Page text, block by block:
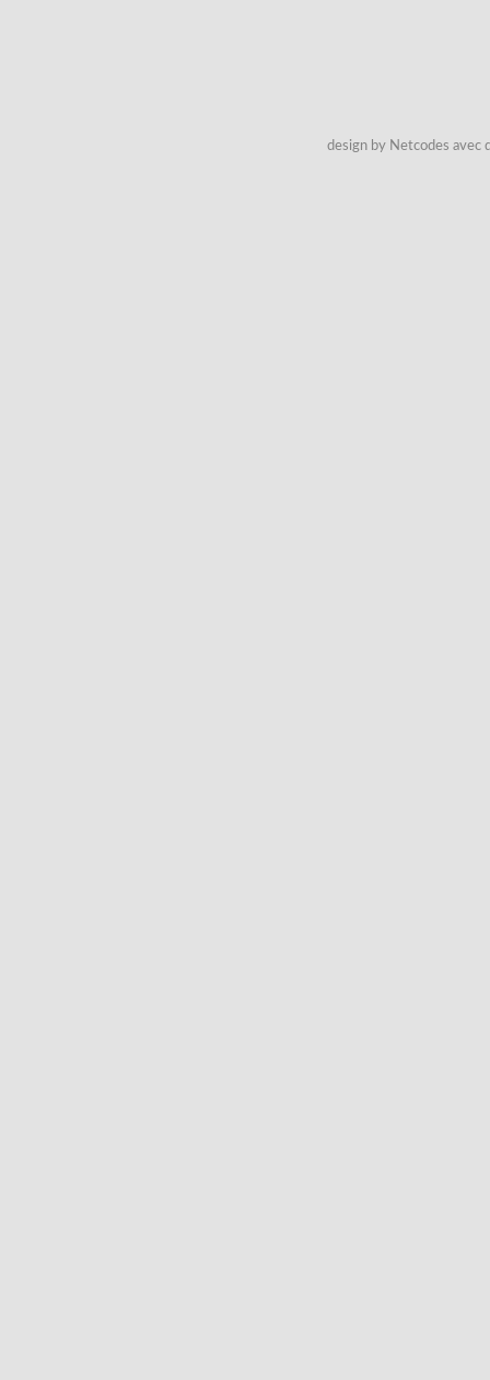
design by Netcodes avec